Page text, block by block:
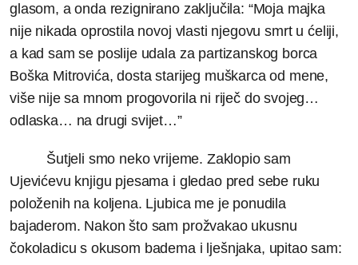
glasom, a onda rezignirano zaključila: “Moja majka
nije nikada oprostila novoj vlasti njegovu smrt u ćeliji,
a kad sam se poslije udala za partizanskog borca
Boška Mitrovića, dosta starijeg muškarca od mene,
više nije sa mnom progovorila ni riječ do svojeg…
odlaska… na drugi svijet…”
Šutjeli smo neko vrijeme. Zaklopio sam
Ujevićevu knjigu pjesama i gledao pred sebe ruku
položenih na koljena. Ljubica me je ponudila
bajaderom. Nakon što sam prožvakao ukusnu
čokoladicu s okusom badema i lješnjaka, upitao sam: